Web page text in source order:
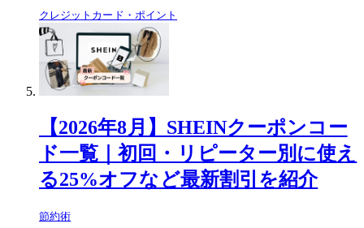
クレジットカード・ポイント
【2026年8月】SHEINクーポンコー
ド一覧｜初回・リピーター別に使え
る25%オフなど最新割引を紹介
節約術